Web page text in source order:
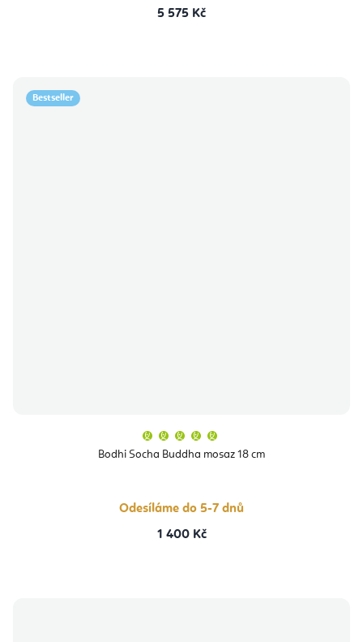
5 575 Kč
Bestseller
Bodhi Socha Buddha mosaz 18 cm
produktu
je
hvězdiček.
Odesíláme do 5-7 dnů
1 400 Kč